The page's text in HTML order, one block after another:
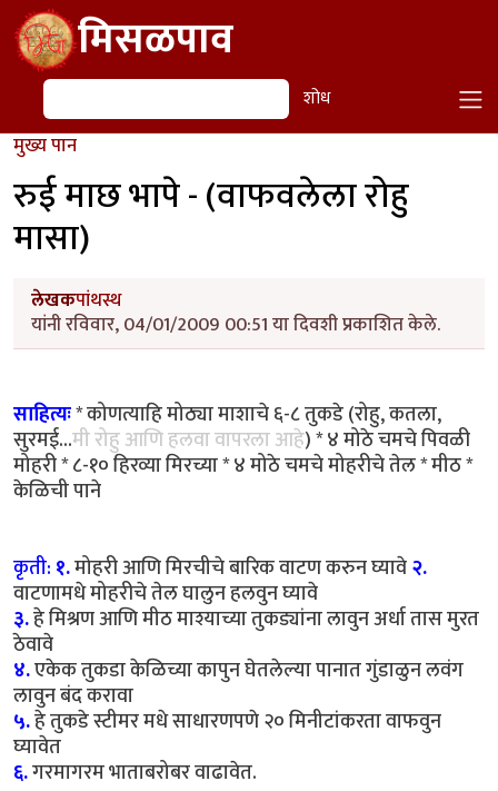
Skip to main contentमिसळपाव
शोध शोध
मुख्य पान
रुई माछ भापे - (वाफवलेला रोहु
मासा)
लेखकपांथस्थ
यांनी रविवार, 04/01/2009 00:51 या दिवशी प्रकाशित केले.
साहित्यः* कोणत्याहि मोठ्या माशाचे ६-८ तुकडे (रोहु, कतला,
सुरमई...मी रोहु आणि हलवा वापरला आहे) * ४ मोठे चमचे पिवळी
मोहरी * ८-१० हिरव्या मिरच्या * ४ मोठे चमचे मोहरीचे तेल * मीठ *
केळिची पाने
कृती:१.मोहरी आणि मिरचीचे बारिक वाटण करुन घ्यावे२.
वाटणामधे मोहरीचे तेल घालुन हलवुन घ्यावे
३.हे मिश्रण आणि मीठ माश्याच्या तुकड्यांना लावुन अर्धा तास मुरत
ठेवावे
४.एकेक तुकडा केळिच्या कापुन घेतलेल्या पानात गुंडाळुन लवंग
लावुन बंद करावा
५.हे तुकडे स्टीमर मधे साधारणपणे २० मिनीटांकरता वाफवुन
घ्यावेत
६.गरमागरम भाताबरोबर वाढावेत.